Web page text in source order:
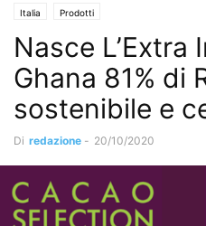
Italia Prodotti
Nasce L’Extra
Ghana 81% di
sostenibile e
Di redazione - 20/10/2020